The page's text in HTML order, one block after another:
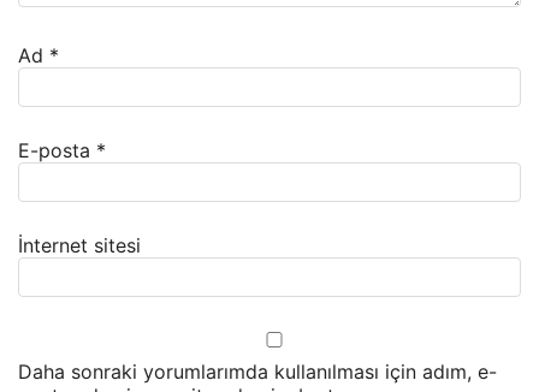
Ad *
E-posta *
İnternet sitesi
Daha sonraki yorumlarımda kullanılması için adım, e-